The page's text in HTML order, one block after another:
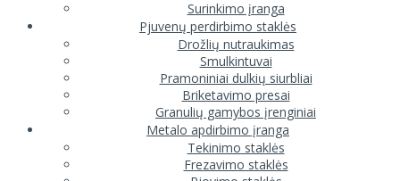
Surinkimo įranga
Pjuvenų perdirbimo staklės
Drožlių nutraukimas
Smulkintuvai
Pramoniniai dulkių siurbliai
Briketavimo presai
Granulių gamybos įrenginiai
Metalo apdirbimo įranga
Tekinimo staklės
Frezavimo staklės